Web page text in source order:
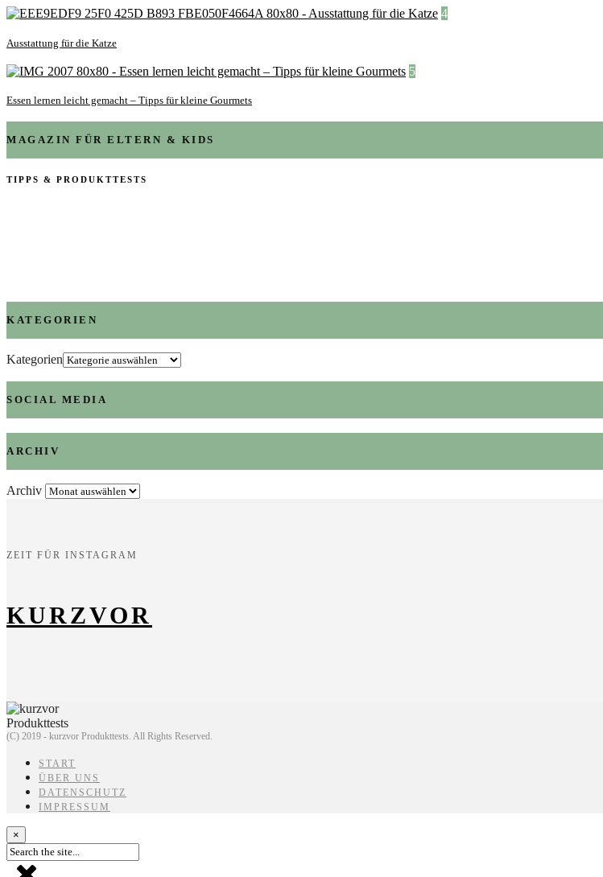
4
Ausstattung für die Katze
5
Essen lernen leicht gemacht – Tipps für kleine Gourmets
MAGAZIN FÜR ELTERN & KIDS
TIPPS & PRODUKTTESTS
KATEGORIEN
Kategorien
SOCIAL MEDIA
ARCHIV
Archiv
ZEIT FÜR INSTAGRAM
KURZVOR
(C) 2019 - kurzvor Produkttests. All Rights Reserved.
START
ÜBER UNS
DATENSCHUTZ
IMPRESSUM
×